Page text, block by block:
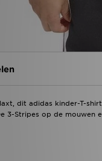
dit adidas kinder-T-
3-Stripes op de